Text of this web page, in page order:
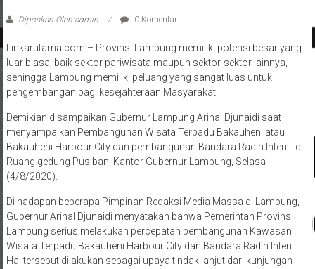
Diposkan Oleh:admin 0 Komentar
Linkarutama.com – Provinsi Lampung memiliki potensi besar yang
luar biasa, baik sektor pariwisata maupun sektor-sektor lainnya,
sehingga Lampung memiliki peluang yang sangat luas untuk
pengembangan bagi kesejahteraan Masyarakat.
Demikian disampaikan Gubernur Lampung Arinal Djunaidi saat
menyampaikan Pembangunan Wisata Terpadu Bakauheni atau
Bakauheni Harbour City dan pembangunan Bandara Radin Inten II di
Ruang gedung Pusiban, Kantor Gubernur Lampung, Selasa
(4/8/2020).
Di hadapan beberapa Pimpinan Redaksi Media Massa di Lampung,
Gubernur Arinal Djunaidi menyatakan bahwa Pemerintah Provinsi
Lampung serius melakukan percepatan pembangunan Kawasan
Wisata Terpadu Bakauheni Harbour City dan Bandara Radin Inten II.
Hal tersebut dilakukan sebagai upaya tindak lanjut dari kunjungan